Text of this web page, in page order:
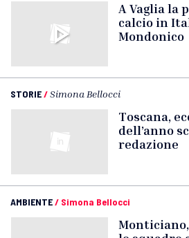
A Vaglia la
calcio in
Mondonico
STORIE/Simona Bellocci
Toscana,
dell’anno
redazione
AMBIENTE/ Simona Bellocci